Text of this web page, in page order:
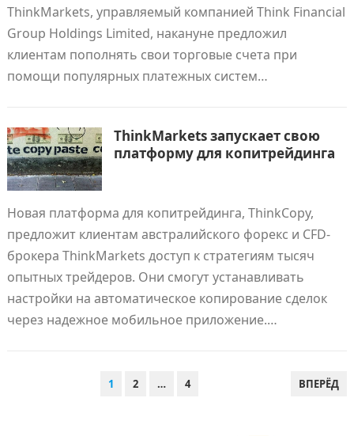
ThinkMarkets, управляемый компанией Think Financial
Group Holdings Limited, накануне предложил
клиентам пополнять свои торговые счета при
помощи популярных платежных систем…
ThinkMarkets запускает свою
платформу для копитрейдинга
Новая платформа для копитрейдинга, ThinkCopy,
предложит клиентам австралийского форекс и CFD-
брокера ThinkMarkets доступ к стратегиям тысяч
опытных трейдеров. Они смогут устанавливать
настройки на автоматическое копирование сделок
через надежное мобильное приложение.…
1 2 … 4 ВПЕРЁД